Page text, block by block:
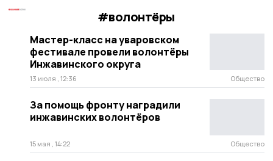
#волонтёры
Мастер-класс на уваровском
фестивале провели волонтёры
Инжавинского округа
13 июля , 12:36 Общество
За помощь фронту наградили
инжавинских волонтёров
15 мая , 14:22 Общество